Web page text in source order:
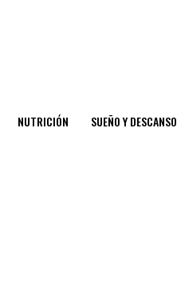
NUTRICIÓN SUEÑO Y DESCANSO